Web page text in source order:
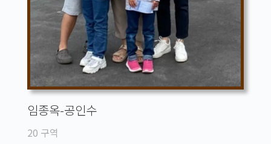
임종옥-공인수
20 구역